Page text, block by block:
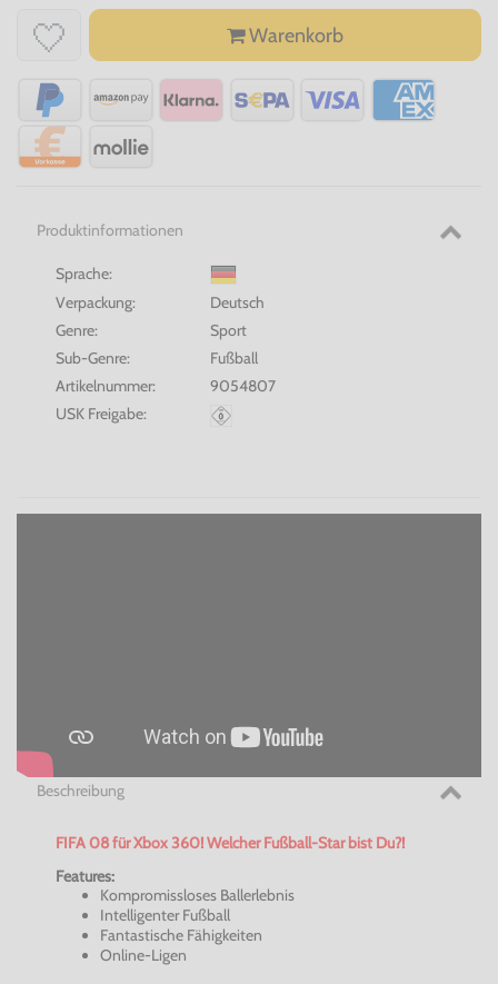
Warenkorb
Produktinformationen
Sprache:
Verpackung:
Deutsch
Genre:
Sport
Sub-Genre:
Fußball
Artikelnummer:
9054807
USK Freigabe:
Beschreibung
FIFA 08 für Xbox 360! Welcher Fußball-Star bist Du?!
Features:
Kompromissloses Ballerlebnis
Intelligenter Fußball
Fantastische Fähigkeiten
Online-Ligen